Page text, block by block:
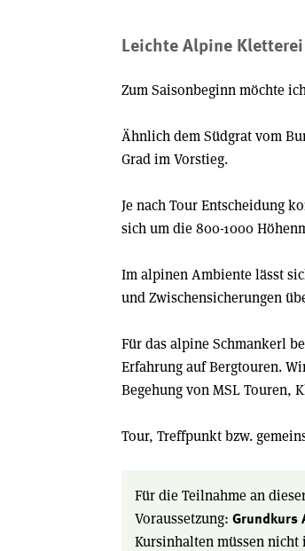
Leichte Alpine
Zum Saisonbeginn möchte
Ähnlich dem Südgrat vom
Grad im Vorstieg.
Je nach Tour Entscheidung
sich um die 800-1000
Im alpinen Ambiente lässt
und Zwischensicherungen
Für das alpine Schmankerl
Erfahrung auf Bergtouren.
Begehung von MSL Touren,
Tour, Treffpunkt bzw.
Für die Teilnahme an
Voraussetzung: Grundkurs
Kursinhalten müssen